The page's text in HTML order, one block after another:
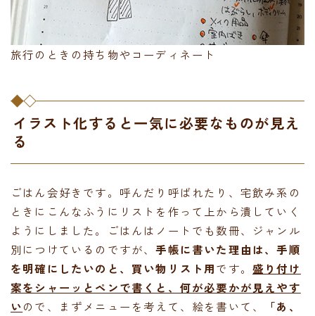
旅行のときの持ち物やコーディネート
イラスト化すると一気に必要なものが見え
る
ごはん会好きです。呼んだり呼ばれたり、宅飲み系の
ときにこんなふうにリストを作って上から潰していく
ようにしました。ごはんはノートでも数冊、ジャンル
別につけているのですが、手帳に書いた理由は、手順
を明確にしたいのと、買い物リスト用です。盛り付け
案をシャーッとペンで書くと、何が必要かが見えやす
いので、まずメニューを考えて、絵を書いて、
「あ、